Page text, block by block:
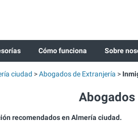
Cómo funciona Sobre
ciudad Abogados de Extranjería
recomendados en Almería ciudad.